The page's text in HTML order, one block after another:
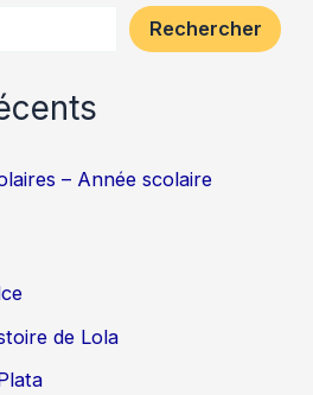
Rechercher
– Année scolaire
de Lola